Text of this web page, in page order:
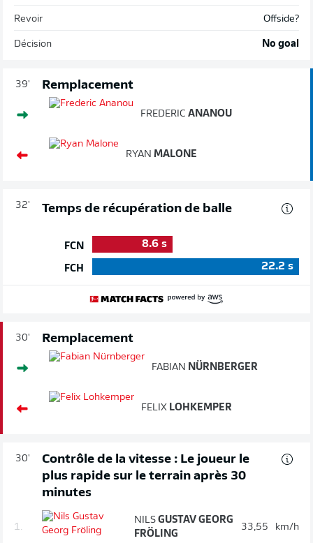
Revoir Offside?
Décision No goal
39' Remplacement
FREDERIC ANANOU
RYAN MALONE
32' Temps de récupération de balle
FCN
FCH
8.6 s
22.2 s
30' Remplacement
FABIAN NÜRNBERGER
FELIX LOHKEMPER
30'
Contrôle de la vitesse : Le joueur le
plus rapide sur le terrain après 30
minutes
1.
NILS GUSTAV GEORG
FRÖLING
33,55 km/h